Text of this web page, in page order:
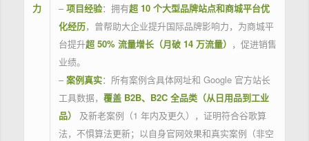
力
– 项目经验：拥有超 10 个大型品牌站点和商城平台优
化经历，曾帮助大企业提升国际品牌影响力，为商城平
台提升超 50% 流量增长（月破 14 万流量） ，促进销售
业绩。
– 案例真实：所有案例含具体网址和 Google 官方站长
工具数据， 覆盖 B2B、B2C 全品类（从日用品到工业
品）
及新老案例（1 年内及更久），证明符合谷歌算
法，不惧算法更新；以自身官网效果和真实案例（非空